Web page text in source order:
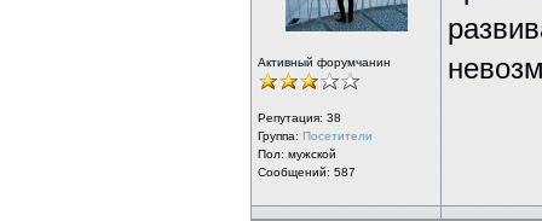
Активный форумчанин
Репутация: 38
Группа: Посетители
Пол: мужской
Сообщений: 587